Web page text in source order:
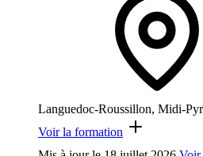
Languedoc-Roussillon, Midi-
Voir la formation